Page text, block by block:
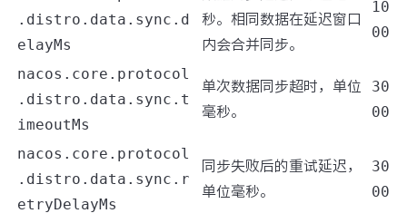
.distro.data.sync.d
elayMs
秒。相同数据在延迟窗口
内会合并同步。
10
00
nacos.core.protocol
.distro.data.sync.t
imeoutMs
单次数据同步超时，单位
毫秒。
30
00
nacos.core.protocol
.distro.data.sync.r
etryDelayMs
同步失败后的重试延迟，
单位毫秒。
30
00